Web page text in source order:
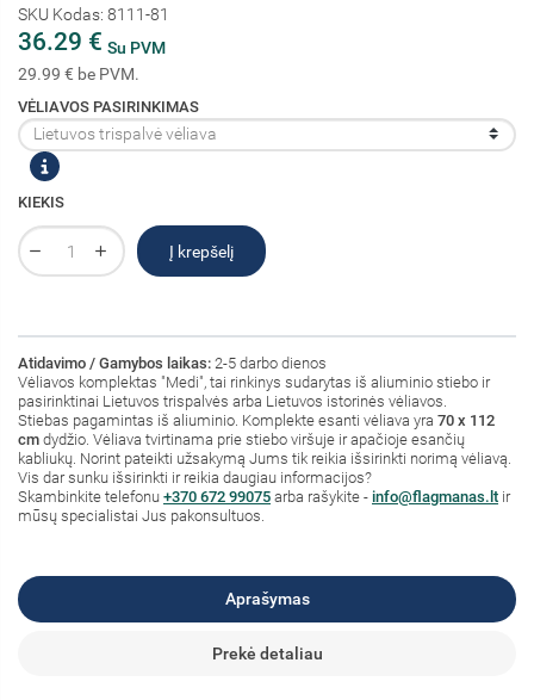
SKU Kodas: 8111-81
36.29 € Su PVM
29.99 € be PVM.
VĖLIAVOS PASIRINKIMAS
KIEKIS
Į krepšelį
Atidavimo / Gamybos laikas: 2-5 darbo dienos
Vėliavos komplektas "Medi", tai rinkinys sudarytas iš aliuminio stiebo ir
pasirinktinai Lietuvos trispalvės arba Lietuvos istorinės vėliavos.
Stiebas pagamintas iš aliuminio. Komplekte esanti vėliava yra 70 x 112
cm dydžio. Vėliava tvirtinama prie stiebo viršuje ir apačioje esančių
kabliukų. Norint pateikti užsakymą Jums tik reikia išsirinkti norimą vėliavą.
Vis dar sunku išsirinkti ir reikia daugiau informacijos?
Skambinkite telefonu +370 672 99075 arba rašykite - info@flagmanas.lt ir
mūsų specialistai Jus pakonsultuos.
Aprašymas
Prekė detaliau